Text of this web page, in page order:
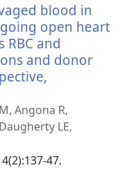
窗
口）
blood in
open heart
and
and donor
Angona R,
LE,
47.